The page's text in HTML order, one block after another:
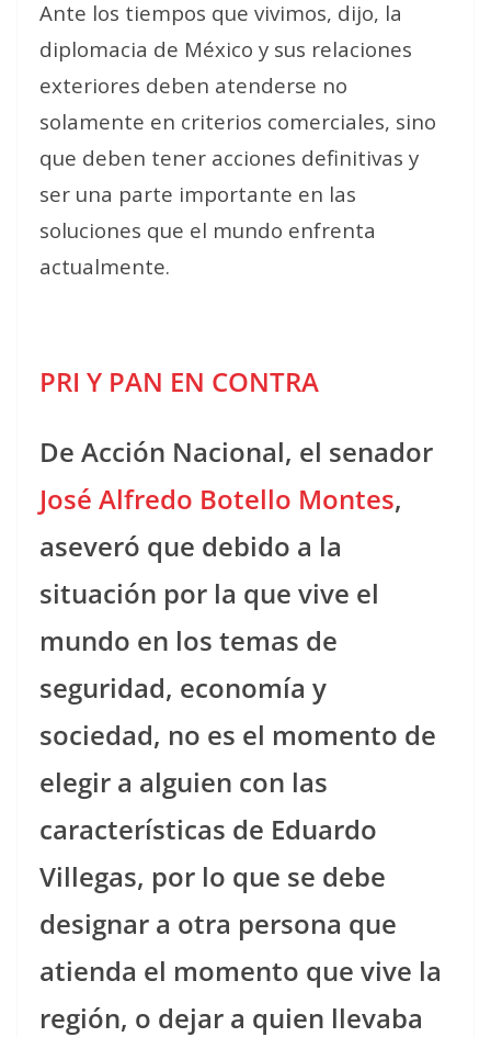
Ante los tiempos que vivimos, dijo, la
diplomacia de México y sus relaciones
exteriores deben atenderse no
solamente en criterios comerciales, sino
que deben tener acciones definitivas y
ser una parte importante en las
soluciones que el mundo enfrenta
actualmente.
PRI Y PAN EN CONTRA
De Acción Nacional, el senador
José Alfredo Botello Montes,
aseveró que debido a la
situación por la que vive el
mundo en los temas de
seguridad, economía y
sociedad, no es el momento de
elegir a alguien con las
características de Eduardo
Villegas, por lo que se debe
designar a otra persona que
atienda el momento que vive la
región, o dejar a quien llevaba